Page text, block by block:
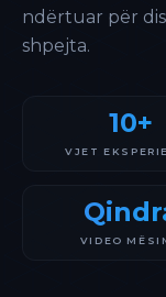
ndërtuar për
shpejta.
10+
VJET
VIDEO